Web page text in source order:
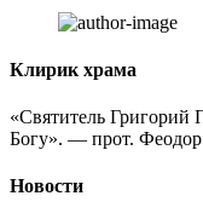
Клирик храма
«Святитель Григорий
Богу». — прот. Феодор
Новости